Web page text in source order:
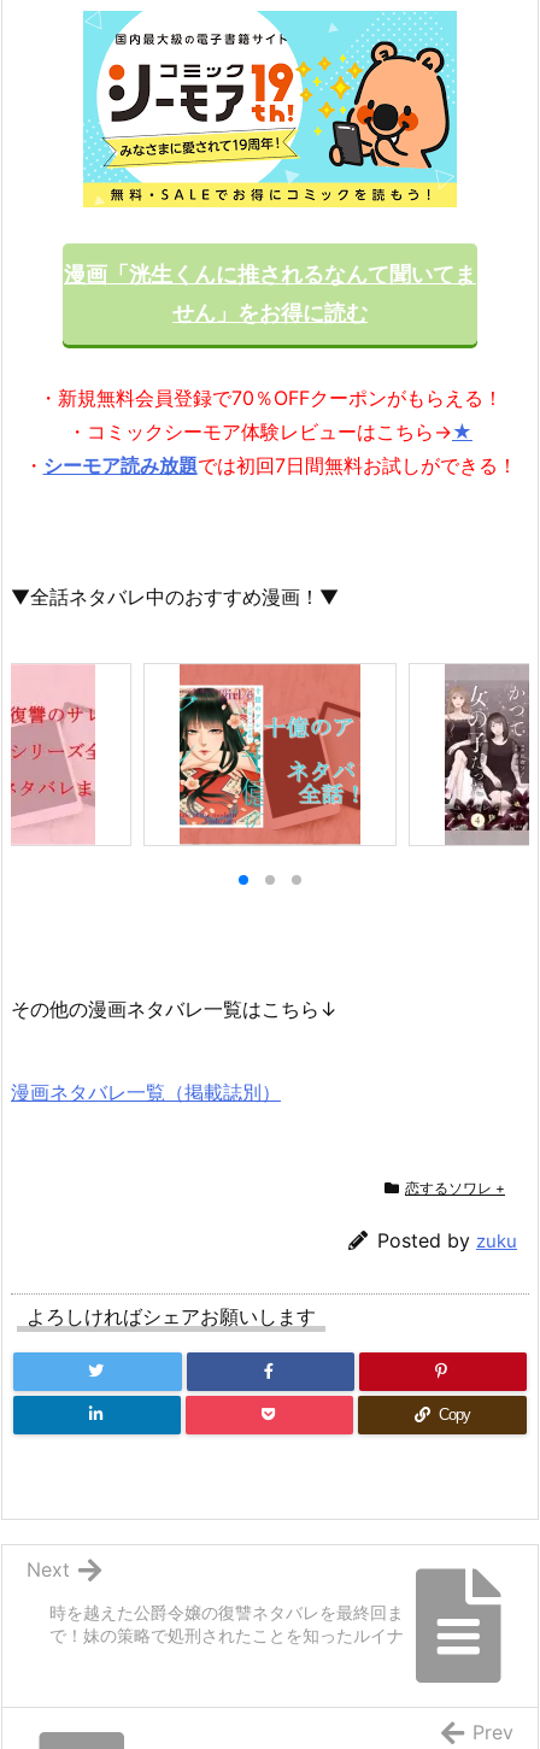
漫画「洸生くんに推されるなんて聞いてま
せん」をお得に読む
・新規無料会員登録で70％OFFクーポンがもらえる！
・コミックシーモア体験レビューはこちら→★
・ シーモア読み放題では初回7日間無料お試しができる！
▼全話ネタバレ中のおすすめ漫画！▼
その他の漫画ネタバレ一覧はこちら↓
漫画ネタバレ一覧（掲載誌別）
恋するソワレ +
Posted by zuku
よろしければシェアお願いします
Copy
時を越えた公爵令嬢の復讐ネタバレを最終回ま
で！妹の策略で処刑されたことを知ったルイナ
Next
Prev